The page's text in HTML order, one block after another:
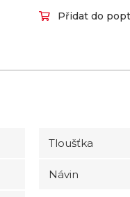
Přidat do
Tloušťka
Návin